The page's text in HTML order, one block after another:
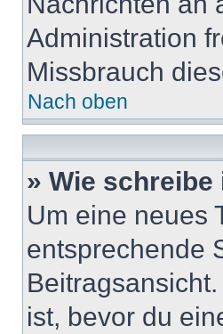
Administration
Missbrauch
Nach oben
» Wie schreibe
Um eine neues
entsprechende
ist, bevor du